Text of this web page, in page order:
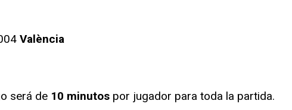
València
será de 10 minutos por jugador para toda la partida.